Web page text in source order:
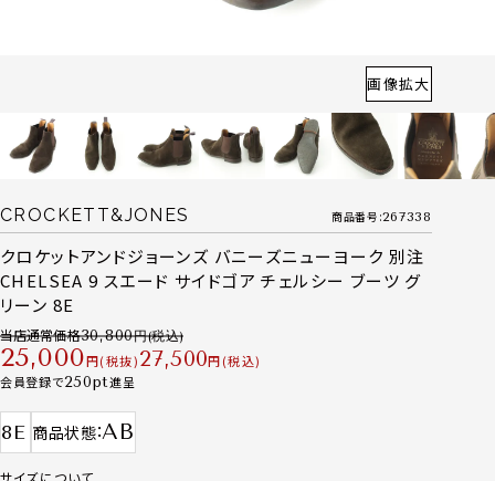
画像拡大
CROCKETT&JONES 商品番号 267338
クロケットアンドジョーンズ バニーズニューヨーク 別注
CHELSEA 9 スエード サイドゴア チェルシー ブーツ グ
リーン 8E
当店通常価格30,800
25,000 税抜 27,500
税込
会員登録で250 進呈
8E 商品状態 AB
サイズについて